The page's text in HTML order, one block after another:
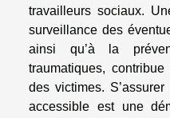
travailleurs sociaux.
surveillance des
ainsi qu’à la
traumatiques,
des victimes.
accessible est une